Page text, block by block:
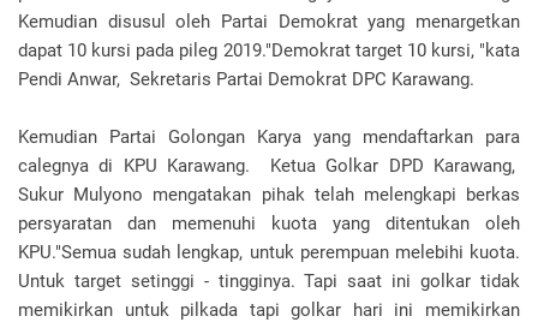
Kemudian disusul oleh Partai Demokrat yang menargetkan
dapat 10 kursi pada pileg 2019."Demokrat target 10 kursi, "kata
Pendi Anwar, Sekretaris Partai Demokrat DPC Karawang.
Kemudian Partai Golongan Karya yang mendaftarkan para
calegnya di KPU Karawang. Ketua Golkar DPD Karawang,
Sukur Mulyono mengatakan pihak telah melengkapi berkas
persyaratan dan memenuhi kuota yang ditentukan oleh
KPU."Semua sudah lengkap, untuk perempuan melebihi kuota.
Untuk target setinggi - tingginya. Tapi saat ini golkar tidak
memikirkan untuk pilkada tapi golkar hari ini memikirkan